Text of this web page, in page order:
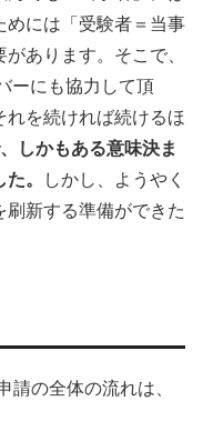
めには「受験者＝当事
あります。そこで、
ーにも協力して頂
れを続ければ続けるほ
しかもある意味決ま
。
しかし、ようやく
新する準備ができた
請の全体の流れは、